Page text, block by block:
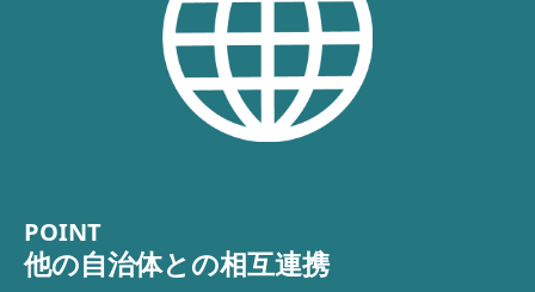
POINT
他の自治体との相互連携